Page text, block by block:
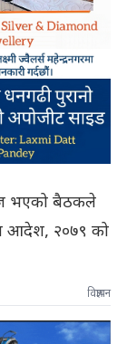
आज भएको बैठकले
आदेश, २०७९ को
विज्ञापन